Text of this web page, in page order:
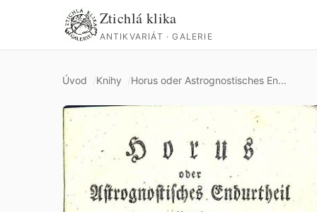
Ztichlá klika
ANTIKVARIÁT · GALERIE
Úvod Knihy Horus oder Astrognostisches En...